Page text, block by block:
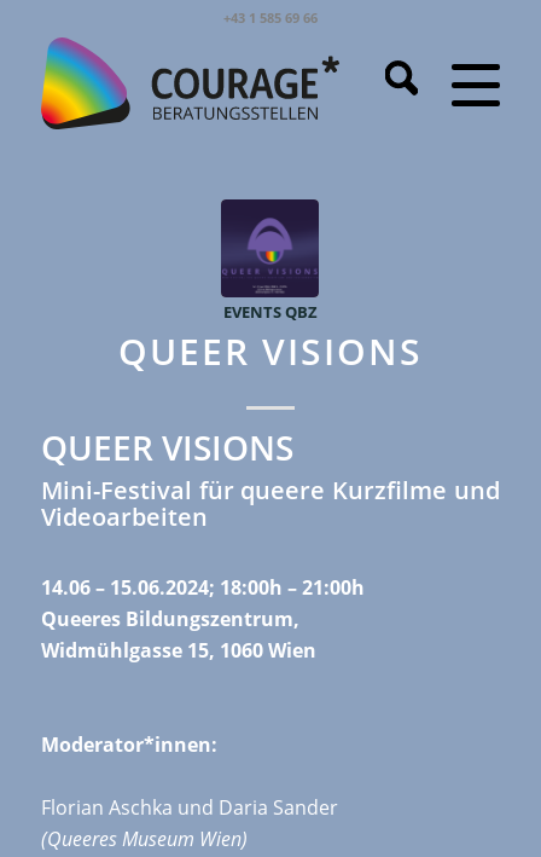
+43 1 585 69 66
EVENTS QBZ
QUEER VISIONS
QUEER VISIONS
Mini-Festival für queere Kurzfilme und
Videoarbeiten
14.06 – 15.06.2024; 18:00h – 21:00h
Queeres Bildungszentrum,
Widmühlgasse 15, 1060 Wien
Moderator*innen:
Florian Aschka und Daria Sander
(Queeres Museum Wien)